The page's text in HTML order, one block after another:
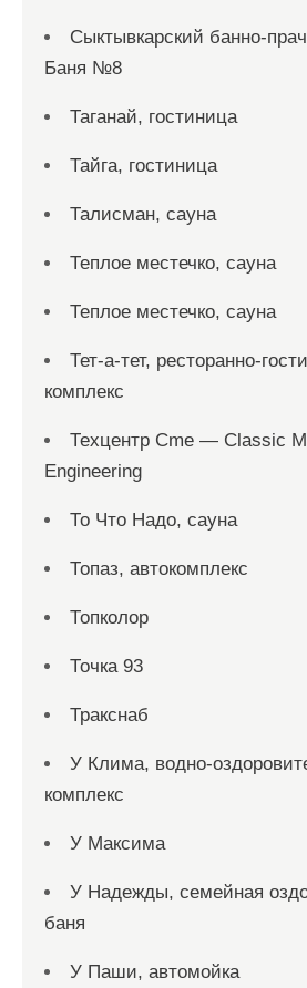
Сыктывкарский банно-
Баня №8
Таганай, гостиница
Тайга, гостиница
Талисман, сауна
Теплое местечко, сауна
Теплое местечко, сауна
Тет-а-тет, ресторанно-
комплекс
Техцентр Cme — Classic
Engineering
То Что Надо, сауна
Топаз, автокомплекс
Топколор
Точка 93
Тракснаб
У Клима, водно-
комплекс
У Максима
У Надежды, семейная
баня
У Паши, автомойка